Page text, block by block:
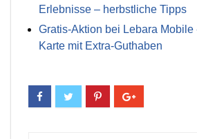
Erlebnisse – herbstliche Tipps
Gratis-Aktion bei Lebara Mobile
Karte mit Extra-Guthaben